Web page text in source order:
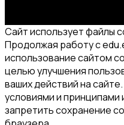
Сайт использует файлы
Продолжая работу с
использование сайтом
целью улучшения
ваших действий на
условиями и
запретить сохранение